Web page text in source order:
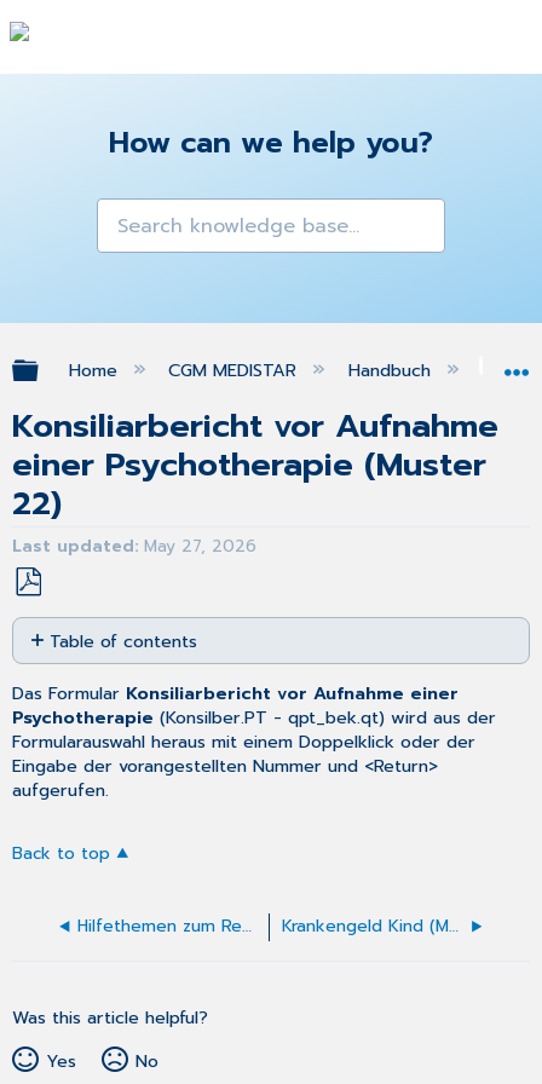
How can we help you?
Expand/collapse global hierarchy
Home CGM MEDISTAR Handbuch
Konsiliarbericht vor Aufnahme
einer Psychotherapie (Muster
22)
Last updated May 27, 2026
Save
as
PDF
Table of contents
No
headers
Das Formular Konsiliarbericht vor Aufnahme einer
Psychotherapie (Konsilber.PT - qpt_bek.qt) wird aus der
Formularauswahl heraus mit einem Doppelklick oder der
Eingabe der vorangestellten Nummer und <Return>
aufgerufen.
Back to top
Hilfethemen zum Rezeptformular Krankengeld Kind (Muster 21)
Was this article helpful?
Yes
No